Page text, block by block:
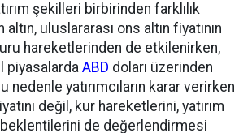
şekilleri birbirinden farklılık
uluslararası ons altın fiyatının
hareketlerinden de etkilenirken,
piyasalardaABD doları üzerinden
nedenle yatırımcıların karar verirken
değil, kur hareketlerini, yatırım
de değerlendirmesi